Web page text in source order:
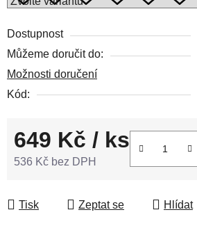
Dostupnost
Můžeme doručit do:
Možnosti doručení
Kód:
649 Kč / ks
536 Kč bez DPH
Tisk Zeptat se Hlídat